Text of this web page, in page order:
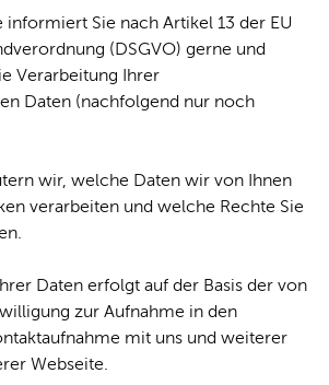
informiert Sie nach Artikel 13 der EU
(DSGVO) gerne und
Verarbeitung Ihrer
Daten (nachfolgend nur noch
wir, welche Daten wir von Ihnen
verarbeiten und welche Rechte Sie
Daten erfolgt auf der Basis der von
zur Aufnahme in den
mit uns und weiterer
Webseite.